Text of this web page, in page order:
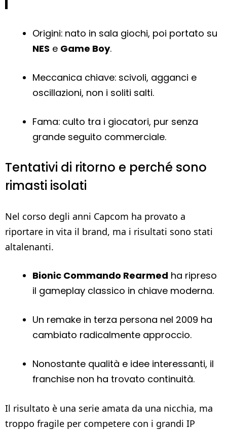
Origini: nato in sala giochi, poi portato su
NES e Game Boy.
Meccanica chiave: scivoli, agganci e
oscillazioni, non i soliti salti.
Fama: culto tra i giocatori, pur senza
grande seguito commerciale.
Tentativi di ritorno e perché sono
rimasti isolati
Nel corso degli anni Capcom ha provato a
riportare in vita il brand, ma i risultati sono stati
altalenanti.
Bionic Commando Rearmed ha ripreso
il gameplay classico in chiave moderna.
Un remake in terza persona nel 2009 ha
cambiato radicalmente approccio.
Nonostante qualità e idee interessanti, il
franchise non ha trovato continuità.
Il risultato è una serie amata da una nicchia, ma
troppo fragile per competere con i grandi IP